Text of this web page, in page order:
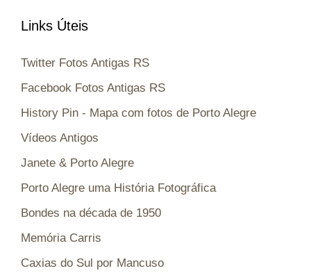
Links Úteis
Twitter Fotos Antigas RS
Facebook Fotos Antigas RS
History Pin - Mapa com fotos de Porto Alegre
Vídeos Antigos
Janete & Porto Alegre
Porto Alegre uma História Fotográfica
Bondes na década de 1950
Memória Carris
Caxias do Sul por Mancuso